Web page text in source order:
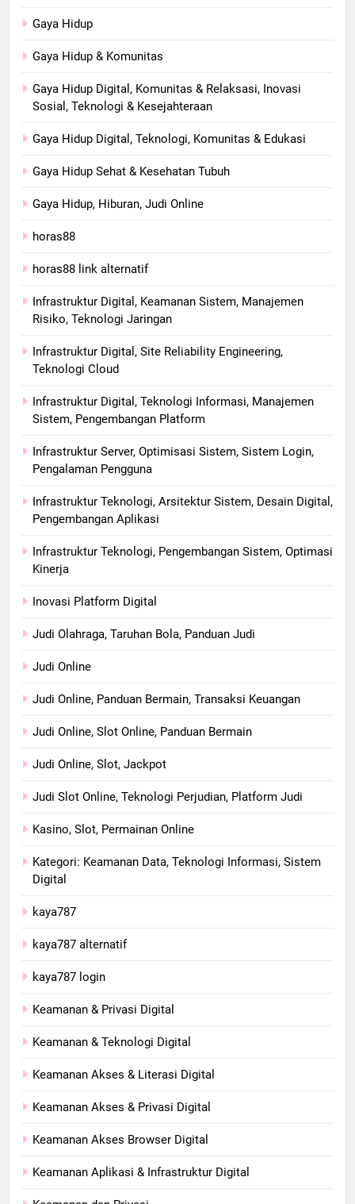
Gaya Hidup
Gaya Hidup & Komunitas
Gaya Hidup Digital, Komunitas & Relaksasi, Inovasi
Sosial, Teknologi & Kesejahteraan
Gaya Hidup Digital, Teknologi, Komunitas & Edukasi
Gaya Hidup Sehat & Kesehatan Tubuh
Gaya Hidup, Hiburan, Judi Online
horas88
horas88 link alternatif
Infrastruktur Digital, Keamanan Sistem, Manajemen
Risiko, Teknologi Jaringan
Infrastruktur Digital, Site Reliability Engineering,
Teknologi Cloud
Infrastruktur Digital, Teknologi Informasi, Manajemen
Sistem, Pengembangan Platform
Infrastruktur Server, Optimisasi Sistem, Sistem Login,
Pengalaman Pengguna
Infrastruktur Teknologi, Arsitektur Sistem, Desain Digital,
Pengembangan Aplikasi
Infrastruktur Teknologi, Pengembangan Sistem, Optimasi
Kinerja
Inovasi Platform Digital
Judi Olahraga, Taruhan Bola, Panduan Judi
Judi Online
Judi Online, Panduan Bermain, Transaksi Keuangan
Judi Online, Slot Online, Panduan Bermain
Judi Online, Slot, Jackpot
Judi Slot Online, Teknologi Perjudian, Platform Judi
Kasino, Slot, Permainan Online
Kategori: Keamanan Data, Teknologi Informasi, Sistem
Digital
kaya787
kaya787 alternatif
kaya787 login
Keamanan & Privasi Digital
Keamanan & Teknologi Digital
Keamanan Akses & Literasi Digital
Keamanan Akses & Privasi Digital
Keamanan Akses Browser Digital
Keamanan Aplikasi & Infrastruktur Digital